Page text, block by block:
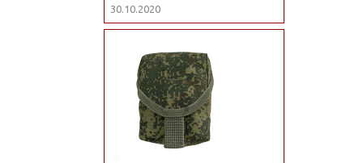
30.10.2020